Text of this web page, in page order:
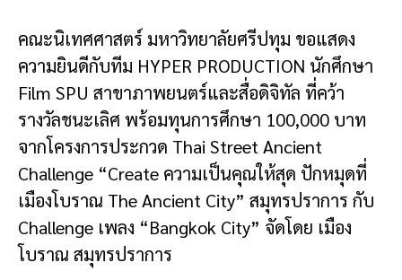
คณะนิเทศศาสตร์ มหาวิทยาลัยศรีปทุม ขอแสดง
ความยินดีกับทีม HYPER PRODUCTION นักศึกษา
Film SPU สาขาภาพยนตร์และสื่อดิจิทัล ที่คว้า
รางวัลชนะเลิศ พร้อมทุนการศึกษา 100,000 บาท
จากโครงการประกวด Thai Street Ancient
Challenge “Create ความเป็นคุณให้สุด ปักหมุดที่
เมืองโบราณ The Ancient City” สมุทรปราการ กับ
Challenge เพลง “Bangkok City” จัดโดย เมือง
โบราณ สมุทรปราการ